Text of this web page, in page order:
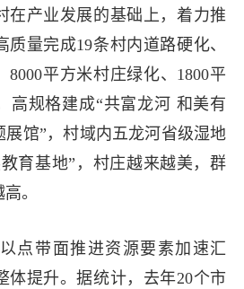
产业发展的基础上，着力推
量完成19条村内道路硬化、
8000平方米村庄绿化、1800平
高规格建成“共富龙河 和美有
馆”，村域内五龙河省级湿地
育基地”，村庄越来越美，群
。
带面推进资源要素加速汇
体提升。据统计，去年20个市